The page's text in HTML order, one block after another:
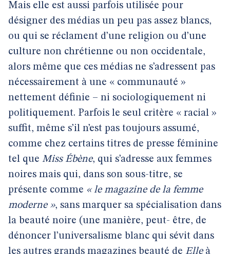
Mais elle est aussi parfois utilisée pour
désigner des médias un peu pas assez blancs,
ou qui se réclament d’une religion ou d’une
culture non chrétienne ou non occidentale,
alors même que ces médias ne s’adressent pas
nécessairement à une « communauté »
nettement définie – ni sociologiquement ni
politiquement. Parfois le seul critère « racial »
suffit, même s’il n’est pas toujours assumé,
comme chez certains titres de presse féminine
tel que Miss Ébène, qui s’adresse aux femmes
noires mais qui, dans son sous-titre, se
présente comme « le magazine de la femme
moderne », sans marquer sa spécialisation dans
la beauté noire (une manière, peut- être, de
dénoncer l’universalisme blanc qui sévit dans
les autres grands magazines beauté de Elleà